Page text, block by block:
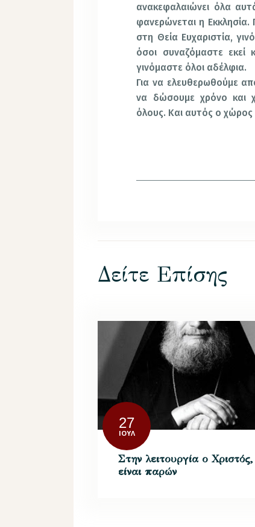
ανακεφαλαιώνει όλα
φανερώνεται η Εκκλησία.
στη Θεία Ευχαριστία,
όσοι συναζόμαστε εκεί
γινόμαστε όλοι αδέλφια.
Για να ελευθερωθούμε
να δώσουμε χρόνο και
όλους. Και αυτός ο χώρος
Δείτε Επίσης
27
ΙΟΎΛ
Στην λειτουργία ο Χριστός,
είναι παρών